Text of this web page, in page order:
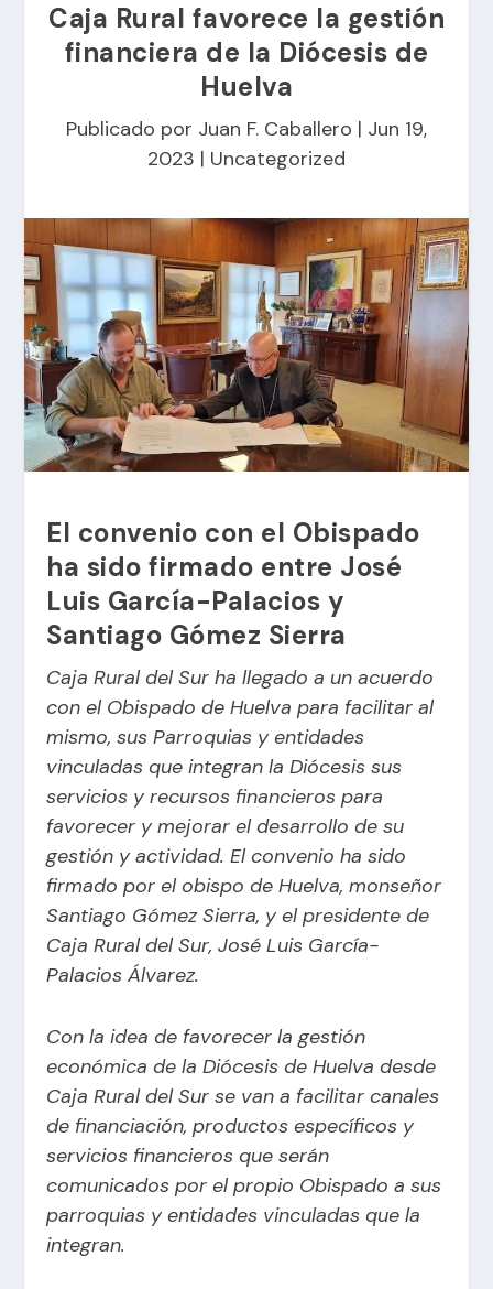
Caja Rural favorece la gestión
financiera de la Diócesis de
Huelva
Publicado por Juan F. Caballero | Jun 19,
2023 | Uncategorized
El convenio con el Obispado
ha sido firmado entre José
Luis García-Palacios y
Santiago Gómez Sierra
Caja Rural del Sur ha llegado a un acuerdo
con el Obispado de Huelva para facilitar al
mismo, sus Parroquias y entidades
vinculadas que integran la Diócesis sus
servicios y recursos financieros para
favorecer y mejorar el desarrollo de su
gestión y actividad. El convenio ha sido
firmado por el obispo de Huelva, monseñor
Santiago Gómez Sierra, y el presidente de
Caja Rural del Sur, José Luis García-
Palacios Álvarez.
Con la idea de favorecer la gestión
económica de la Diócesis de Huelva desde
Caja Rural del Sur se van a facilitar canales
de financiación, productos específicos y
servicios financieros que serán
comunicados por el propio Obispado a sus
parroquias y entidades vinculadas que la
integran.